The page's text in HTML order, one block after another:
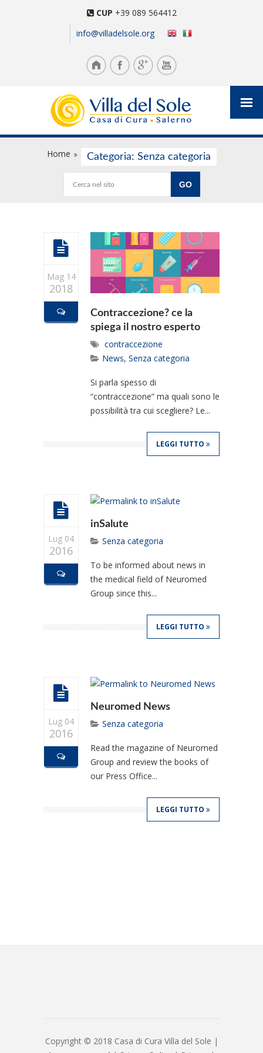
CUP +39 089 564412
info@villadelsole.org
Home Categoria: Senza categoria
Mag 14
2018
Contraccezione? ce la
spiega il nostro esperto
contraccezione
News, Senza categoria
Si parla spesso di
“contraccezione” ma quali sono le
possibilità tra cui scegliere? Le...
LEGGI TUTTO
Lug 04
2016
inSalute
Senza categoria
To be informed about news in
the medical field of Neuromed
Group since this...
LEGGI TUTTO
Lug 04
2016
Neuromed News
Senza categoria
Read the magazine of Neuromed
Group and review the books of
our Press Office...
LEGGI TUTTO
Copyright © 2018 Casa di Cura Villa del Sole |